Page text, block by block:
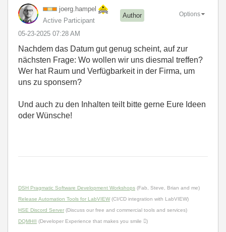
joerg.hampel
Active Participant
Author
‎05-23-2025 07:28 AM
Options
Nachdem das Datum gut genug scheint, auf zur
nächsten Frage: Wo wollen wir uns diesmal treffen?
Wer hat Raum und Verfügbarkeit in der Firma, um
uns zu sponsern?
Und auch zu den Inhalten teilt bitte gerne Eure Ideen
oder Wünsche!
DSH Pragmatic Software Development Workshops (Fab, Steve, Brian and me)
Release Automation Tools for LabVIEW(CI/CD integration with LabVIEW)
HSE Discord Server (Discuss our free and commercial tools and services)
DQMH® (Developer Experience that makes you smile )